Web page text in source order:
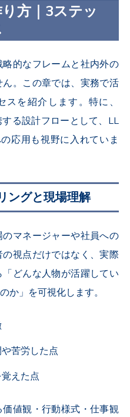
方｜3ステッ
的なフレームと社内外の
。この章では、実務で活
を紹介します。特に、
る設計フローとして、LL
応用も視野に入れていま
ングと現場理解
マネージャーや社員への
視点だけではなく、実際
どんな人物が活躍してい
か」を可視化します。
苦労した点
えた点
値観・行動様式・仕事観